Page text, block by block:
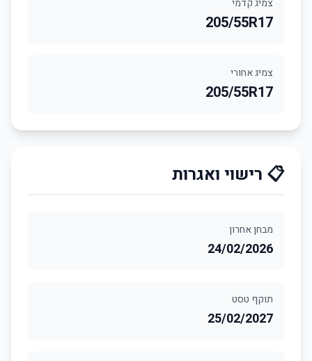
צמיג קדמי
205/55R17
צמיג אחורי
205/55R17
📋 רישוי ואגרות
מבחן אחרון
24/02/2026
תוקף טסט
25/02/2027